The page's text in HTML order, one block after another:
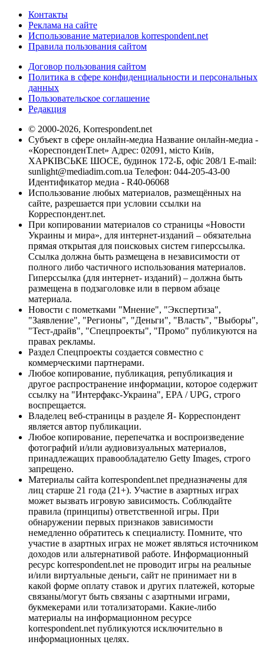
Контакты
Реклама на сайте
Использование материалов korrespondent.net
Правила пользования сайтом
Договор пользования сайтом
Политика в сфере конфиденциальности и персональных
данных
Пользовательское соглашение
Редакция
© 2000-2026, Korrespondent.net
Субъект в сфере онлайн-медиа Название онлайн-медиа -
«КореспонденТ.net» Адрес: 02091, місто Київ,
ХАРКІВСЬКЕ ШОСЕ, будинок 172-Б, офіс 208/1 E-mail:
sunlight@mediadim.com.ua Телефон: 044-205-43-00
Идентификатор медиа - R40-06068
Использование любых материалов, размещённых на
сайте, разрешается при условии ссылки на
Корреспондент.net.
При копировании материалов со страницы «Новости
Украины и мира», для интернет-изданий – обязательна
прямая открытая для поисковых систем гиперссылка.
Ссылка должна быть размещена в независимости от
полного либо частичного использования материалов.
Гиперссылка (для интернет- изданий) – должна быть
размещена в подзаголовке или в первом абзаце
материала.
Новости с пометками "Мнение", "Экспертиза",
"Заявление", "Регионы", "Деньги", "Власть", "Выборы",
"Тест-драйв", "Спецпроекты", "Промо" публикуются на
правах рекламы.
Раздел Спецпроекты создается совместно с
коммерческими партнерами.
Любое копирование, публикация, републикация и
другое распространение информации, которое содержит
ссылку на "Интерфакс-Украина", EPA / UPG, строго
воспрещается.
Владелец веб-страницы в разделе Я- Корреспондент
является автор публикации.
Любое копирование, перепечатка и воспроизведение
фотографий и/или аудиовизуальных материалов,
принадлежащих правообладателю Getty Images, строго
запрещено.
Материалы сайта korrespondent.net предназначены для
лиц старше 21 года (21+). Участие в азартных играх
может вызвать игровую зависимость. Соблюдайте
правила (принципы) ответственной игры. При
обнаружении первых признаков зависимости
немедленно обратитесь к специалисту. Помните, что
участие в азартных играх не может являться источником
доходов или альтернативой работе. Информационный
ресурс korrespondent.net не проводит игры на реальные
и/или виртуальные деньги, сайт не принимает ни в
какой форме оплату ставок и других платежей, которые
связаны/могут быть связаны с азартными играми,
букмекерами или тотализаторами. Какие-либо
материалы на информационном ресурсе
korrespondent.net публикуются исключительно в
информационных целях.